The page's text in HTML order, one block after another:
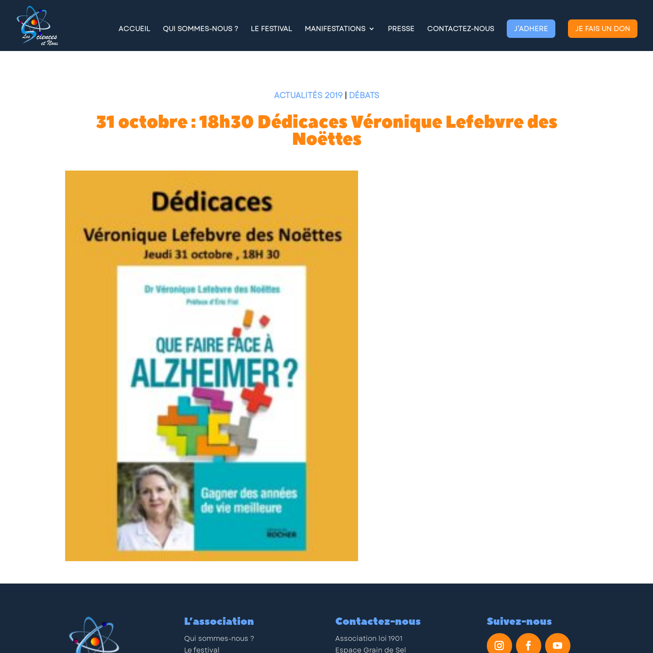
ACCUEIL QUI SOMMES-NOUS ? LE FESTIVAL MANIFESTATIONS PRESSE CONTACTEZ-NOUS J’ADHERE JE FAIS UN DON
ACTUALITÉS 2019| DÉBATS
31 octobre : 18h30 Dédicaces Véronique Lefebvre des
Noëttes
L’association
Qui sommes-nous ?
Le festival
Contactez-nous
Association loi 1901
Espace Grain de Sel
Suivez-nous